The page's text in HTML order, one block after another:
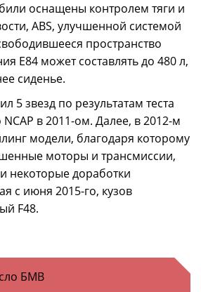
оснащены контролем тяги и
ABS, улучшенной системой
пространство
Е84 может составлять до 480 л,
сиденье.
5 звезд по результатам теста
в 2011-ом. Далее, в 2012-м
модели, благодаря которому
моторы и трансмиссии,
некоторые доработки
с июня 2015-го, кузов
F48.
БМВ